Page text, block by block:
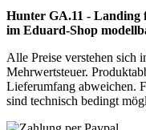
Hunter GA.11 - Landing
im Eduard-Shop
Alle Preise verstehen sich
Mehrwertsteuer.
Lieferumfang abweichen.
sind technisch bedingt